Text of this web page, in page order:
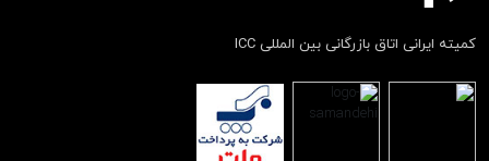
کمیته ایرانی اتاق بازرگانی بین المللی ICC